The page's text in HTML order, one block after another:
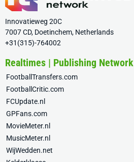
Innovatieweg 20C
7007 CD, Doetinchem, Netherlands
+31(315)-764002
Realtimes | Publishing Network
FootballTransfers.com
FootballCritic.com
FCUpdate.nl
GPFans.com
MovieMeter.nl
MusicMeter.nl
WijWedden.net